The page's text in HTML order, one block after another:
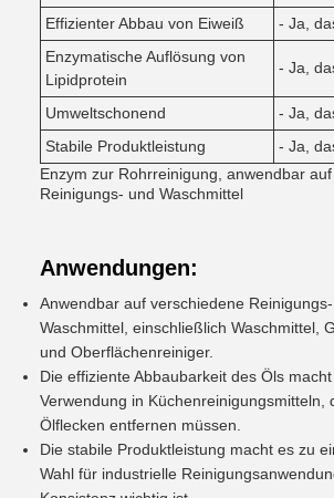
Effizienter Abbau von Eiweiß
- Ja,
Enzymatische Auflösung von
Lipidprotein
- Ja,
Umweltschonend
- Ja,
Stabile Produktleistung
- Ja,
Enzym zur Rohrreinigung, anwendbar
Reinigungs- und Waschmittel
Anwendungen:
Anwendbar auf verschiedene
Waschmittel, einschließlich Waschmittel,
und Oberflächenreiniger.
Die effiziente Abbaubarkeit des Öls
Verwendung in Küchenreinigungsmitteln,
Ölflecken entfernen müssen.
Die stabile Produktleistung macht es zu
Wahl für industrielle